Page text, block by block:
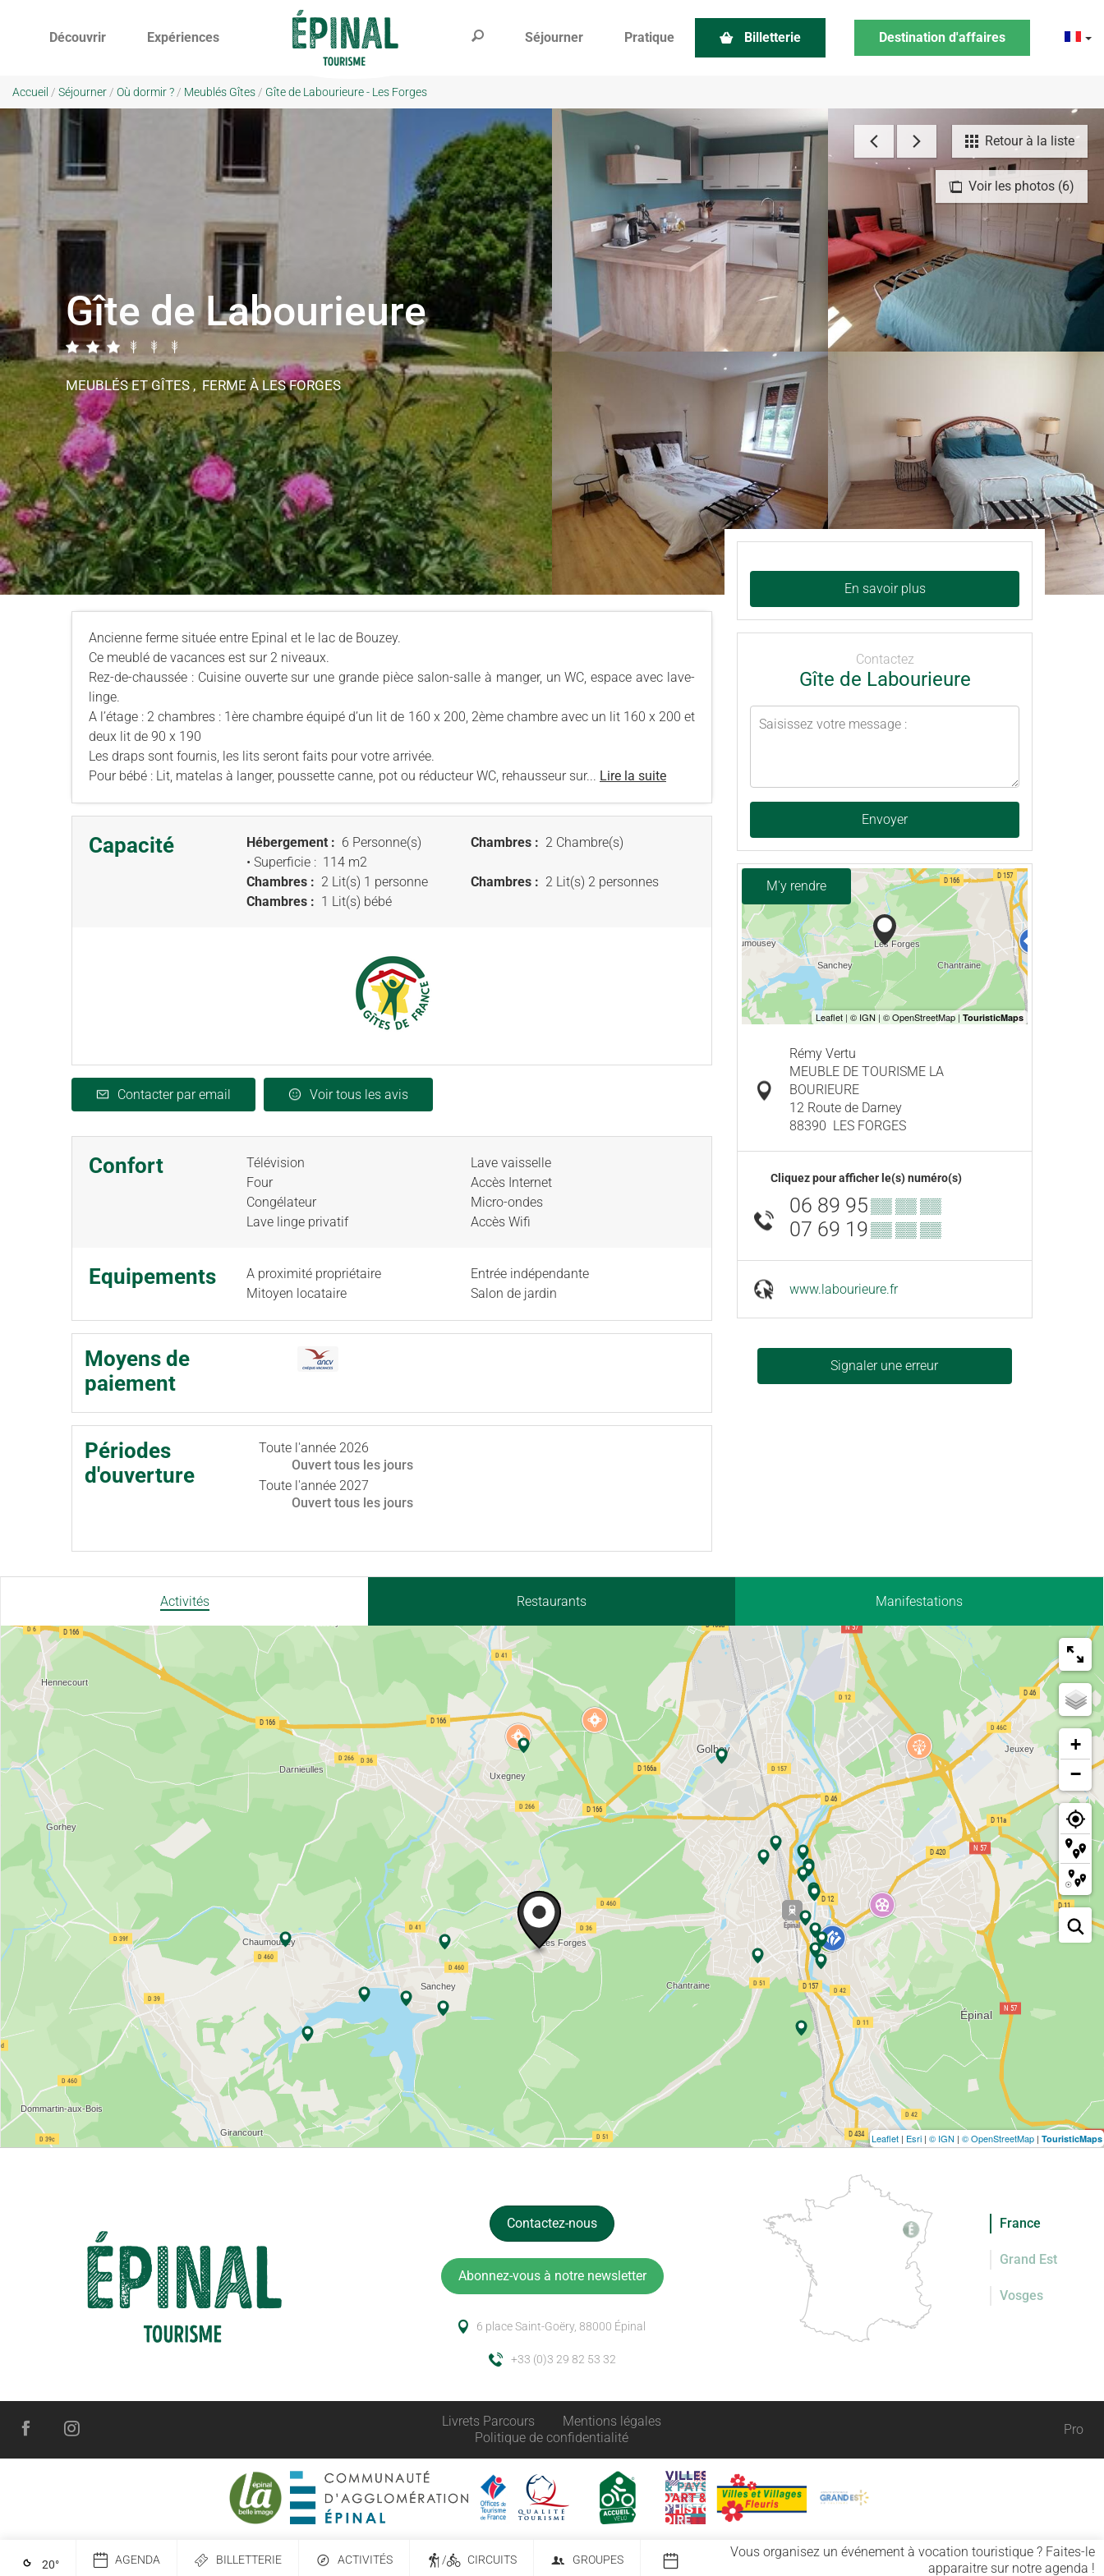
Découvrir Expériences Séjourner Pratique Billetterie Destination d'affaires
Accueil / Séjourner / Où dormir ? / Meublés Gîtes / Gîte de Labourieure - Les Forges
Voir les photos (6)
Retour à la liste
Gîte de Labourieure
MEUBLÉS ET GÎTES , FERMEÀ LES FORGES
Ancienne ferme située entre Epinal et le lac de Bouzey.
Ce meublé de vacances est sur 2 niveaux.
Rez-de-chaussée : Cuisine ouverte sur une grande pièce salon-salle à manger, un WC, espace avec lave-
linge.
A l’étage : 2 chambres : 1ère chambre équipé d’un lit de 160 x 200, 2ème chambre avec un lit 160 x 200 et
deux lit de 90 x 190
Les draps sont fournis, les lits seront faits pour votre arrivée.
Pour bébé : Lit, matelas à langer, poussette canne, pot ou réducteur WC, rehausseur sur... Lire la suite
Capacité Hébergement : 6 Personne(s)
• Superficie : 114 m2
Chambres : 2 Chambre(s)
Chambres : 2 Lit(s) 1 personne Chambres : 2 Lit(s) 2 personnes
Chambres : 1 Lit(s) bébé
Contacter par email Voir tous les avis
Confort
Télévision
Four
Congélateur
Lave linge privatif
Lave vaisselle
Accès Internet
Micro-ondes
Accès Wifi
Equipements
A proximité propriétaire
Mitoyen locataire
Entrée indépendante
Salon de jardin
Moyens de
paiement
Périodes
d'ouverture
Toute l'année 2026
Ouvert tous les jours
Toute l'année 2027
Ouvert tous les jours
En savoir plus
Contactez
Gîte de Labourieure
Envoyer
M'y rendre
Rémy Vertu
MEUBLE DE TOURISME LA
BOURIEURE
12 Route de Darney
88390 LES FORGES
Cliquez pour afficher le(s) numéro(s)
06 89 95▒▒ ▒▒ ▒▒
07 69 19▒▒ ▒▒ ▒▒
www.labourieure.fr
Signaler une erreur
Activités Restaurants Manifestations
+
−
Leaflet | Esri | © IGN | © OpenStreetMap | TouristicMaps
20° AGENDA BILLETTERIE ACTIVITÉS / CIRCUITS GROUPES
Vous organisez un événement à vocation touristique ? Faites-le
apparaitre sur notre agenda !
Contactez-nous
Abonnez-vous à notre newsletter
6 place Saint-Goëry, 88000 Épinal
+33 (0)3 29 82 53 32
France
Grand Est
Vosges
Livrets Parcours
Mentions légales
Politique de confidentialité
Pro